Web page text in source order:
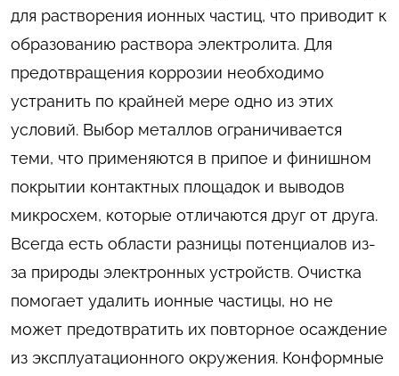
для растворения ионных частиц, что приводит к
образованию раствора электролита. Для
предотвращения коррозии необходимо
устранить по крайней мере одно из этих
условий. Выбор металлов ограничивается
теми, что применяются в припое и финишном
покрытии контактных площадок и выводов
микросхем, которые отличаются друг от друга.
Всегда есть области разницы потенциалов из-
за природы электронных устройств. Очистка
помогает удалить ионные частицы, но не
может предотвратить их повторное осаждение
из эксплуатационного окружения. Конформные